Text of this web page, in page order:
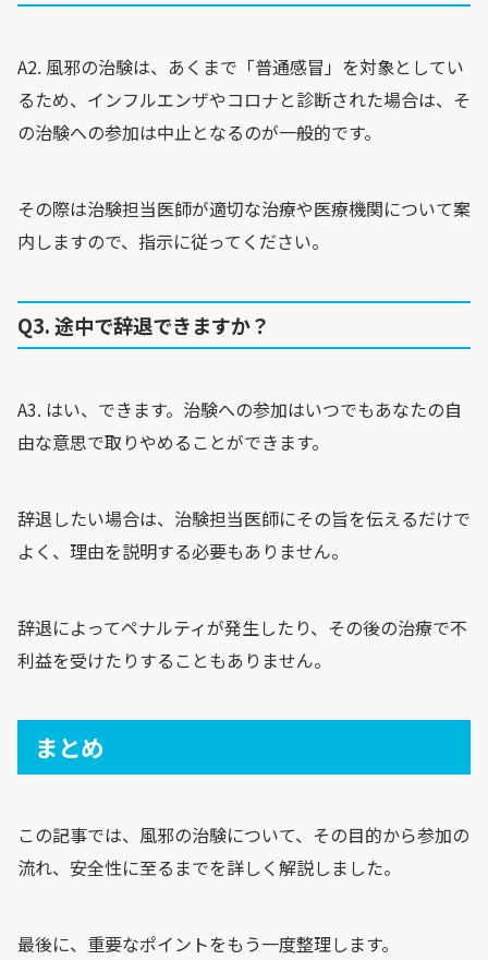
A2. 風邪の治験は、あくまで「普通感冒」を対象としてい
るため、インフルエンザやコロナと診断された場合は、そ
の治験への参加は中止となるのが一般的です。
その際は治験担当医師が適切な治療や医療機関について案
内しますので、指示に従ってください。
Q3. 途中で辞退できますか？
A3. はい、できます。治験への参加はいつでもあなたの自
由な意思で取りやめることができます。
辞退したい場合は、治験担当医師にその旨を伝えるだけで
よく、理由を説明する必要もありません。
辞退によってペナルティが発生したり、その後の治療で不
利益を受けたりすることもありません。
まとめ
この記事では、風邪の治験について、その目的から参加の
流れ、安全性に至るまでを詳しく解説しました。
最後に、重要なポイントをもう一度整理します。